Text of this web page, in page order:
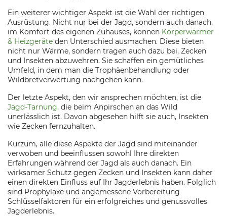
Ein weiterer wichtiger Aspekt ist die Wahl der richtigen
Ausrüstung. Nicht nur bei der Jagd, sondern auch danach,
im Komfort des eigenen Zuhauses, können Körperwärmer
& Heizgeräte den Unterschied ausmachen. Diese bieten
nicht nur Wärme, sondern tragen auch dazu bei, Zecken
und Insekten abzuwehren. Sie schaffen ein gemütliches
Umfeld, in dem man die Trophäenbehandlung oder
Wildbretverwertung nachgehen kann.
Der letzte Aspekt, den wir ansprechen möchten, ist die
Jagd-Tarnung, die beim Anpirschen an das Wild
unerlässlich ist. Davon abgesehen hilft sie auch, Insekten
wie Zecken fernzuhalten.
Kurzum, alle diese Aspekte der Jagd sind miteinander
verwoben und beeinflussen sowohl Ihre direkten
Erfahrungen während der Jagd als auch danach. Ein
wirksamer Schutz gegen Zecken und Insekten kann daher
einen direkten Einfluss auf Ihr Jagderlebnis haben. Folglich
sind Prophylaxe und angemessene Vorbereitung
Schlüsselfaktoren für ein erfolgreiches und genussvolles
Jagderlebnis.